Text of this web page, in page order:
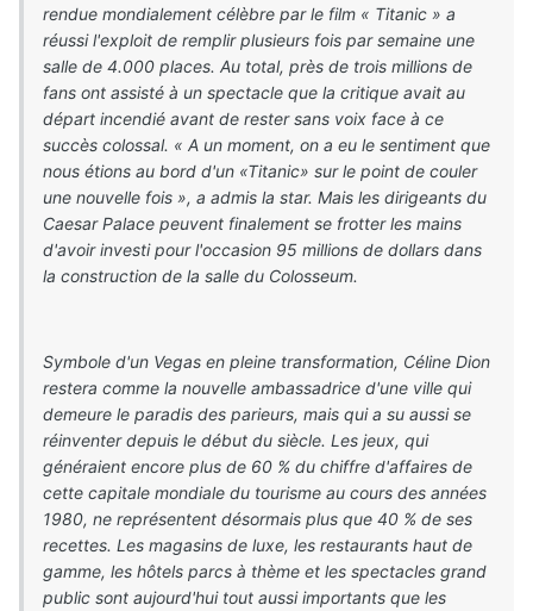
rendue mondialement célèbre par le film « Titanic » a
réussi l'exploit de remplir plusieurs fois par semaine une
salle de 4.000 places. Au total, près de trois millions de
fans ont assisté à un spectacle que la critique avait au
départ incendié avant de rester sans voix face à ce
succès colossal. « A un moment, on a eu le sentiment que
nous étions au bord d'un «Titanic» sur le point de couler
une nouvelle fois », a admis la star. Mais les dirigeants du
Caesar Palace peuvent finalement se frotter les mains
d'avoir investi pour l'occasion 95 millions de dollars dans
la construction de la salle du Colosseum.
Symbole d'un Vegas en pleine transformation, Céline Dion
restera comme la nouvelle ambassadrice d'une ville qui
demeure le paradis des parieurs, mais qui a su aussi se
réinventer depuis le début du siècle. Les jeux, qui
généraient encore plus de 60 % du chiffre d'affaires de
cette capitale mondiale du tourisme au cours des années
1980, ne représentent désormais plus que 40 % de ses
recettes. Les magasins de luxe, les restaurants haut de
gamme, les hôtels parcs à thème et les spectacles grand
public sont aujourd'hui tout aussi importants que les